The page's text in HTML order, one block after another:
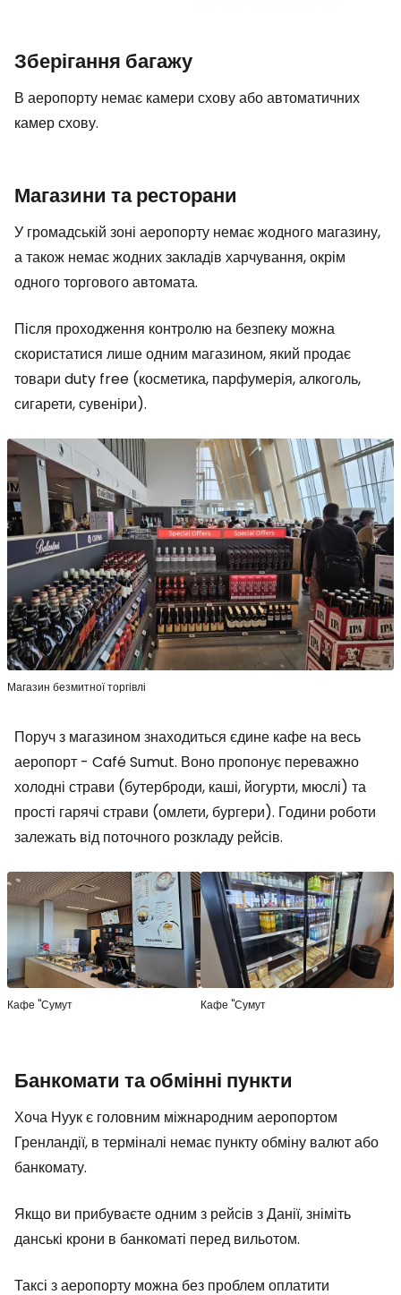
Зберігання багажу
В аеропорту немає камери схову або автоматичних
камер схову.
Магазини та ресторани
У громадській зоні аеропорту немає жодного магазину,
а також немає жодних закладів харчування, окрім
одного торгового автомата.
Після проходження контролю на безпеку можна
скористатися лише одним магазином, який продає
товари duty free (косметика, парфумерія, алкоголь,
сигарети, сувеніри).
Магазин безмитної торгівлі
Поруч з магазином знаходиться єдине кафе на весь
аеропорт - Café Sumut. Воно пропонує переважно
холодні страви (бутерброди, каші, йогурти, мюслі) та
прості гарячі страви (омлети, бургери). Години роботи
залежать від поточного розкладу рейсів.
Кафе "Сумут Кафе "Сумут
Банкомати та обмінні пункти
Хоча Нуук є головним міжнародним аеропортом
Гренландії, в терміналі немає пункту обміну валют або
банкомату.
Якщо ви прибуваєте одним з рейсів з Данії, зніміть
данські крони в банкоматі перед вильотом.
Таксі з аеропорту можна без проблем оплатити